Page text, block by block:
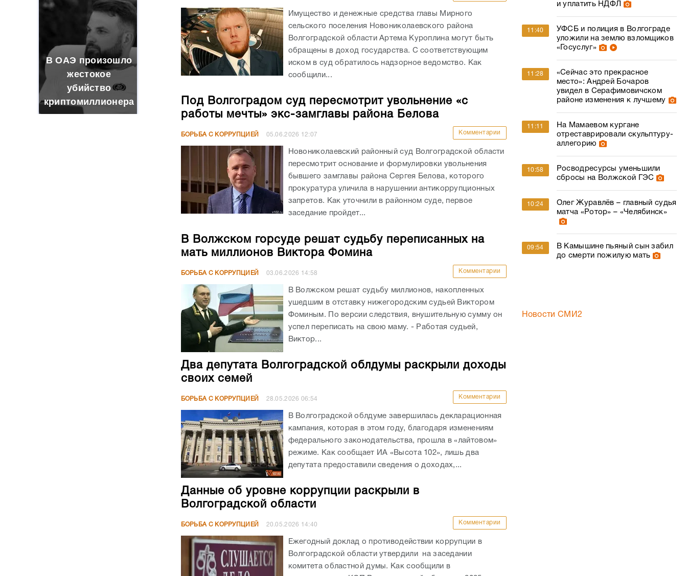
В ОАЭ произошло
жестокое
убийство
криптомиллионера
Имущество и денежные средства главы Мирного
сельского поселения Новониколаевского района
Волгоградской области Артема Куроплина могут быть
обращены в доход государства. С соответствующим
иском в суд обратилось надзорное ведомство. Как
сообщили...
Под Волгоградом суд пересмотрит увольнение «с
работы мечты» экс-замглавы района Белова
БОРЬБА С КОРРУПЦИЕЙ 05.06.2026 12:07 Комментарии
Новониколаевский районный суд Волгоградской области
пересмотрит основание и формулировки увольнения
бывшего замглавы района Сергея Белова, которого
прокуратура уличила в нарушении антикоррупционных
запретов. Как уточнили в районном суде, первое
заседание пройдет...
В Волжском горсуде решат судьбу переписанных на
мать миллионов Виктора Фомина
БОРЬБА С КОРРУПЦИЕЙ 03.06.2026 14:58 Комментарии
В Волжском решат судьбу миллионов, накопленных
ушедшим в отставку нижегородским судьей Виктором
Фоминым. По версии следствия, внушительную сумму он
успел переписать на свою маму. - Работая судьей,
Виктор...
Два депутата Волгоградской облдумы раскрыли доходы
своих семей
БОРЬБА С КОРРУПЦИЕЙ 28.05.2026 06:54 Комментарии
В Волгоградской облдуме завершилась декларационная
кампания, которая в этом году, благодаря изменениям
федерального законодательства, прошла в «лайтовом»
режиме. Как сообщает ИА «Высота 102», лишь два
депутата предоставили сведения о доходах,...
Данные об уровне коррупции раскрыли в
Волгоградской области
БОРЬБА С КОРРУПЦИЕЙ 20.05.2026 14:40 Комментарии
Ежегодный доклад о противодействии коррупции в
Волгоградской области утвердили на заседании
комитета областной думы. Как сообщили в
и уплатить НДФЛ
11:40
УФСБ и полиция в Волгограде
уложили на землю взломщиков
«Госуслуг»
11:28
«Сейчас это прекрасное
место»: Андрей Бочаров
увидел в Серафимовичском
районе изменения к лучшему
11:11
На Мамаевом кургане
отреставрировали скульптуру-
аллегорию
10:58
Росводресурсы уменьшили
сбросы на Волжской ГЭС
10:24
Олег Журавлёв – главный судья
матча «Ротор» – «Челябинск»
09:54
В Камышине пьяный сын забил
до смерти пожилую мать
Новости СМИ2